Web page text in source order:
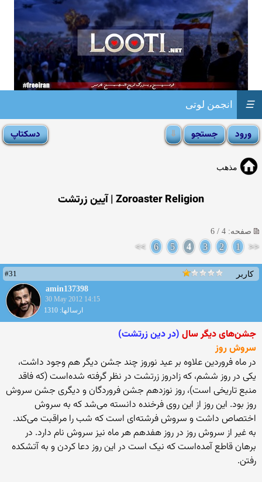
انجمن لوتی ☰
مذهب
Zoroaster Religion | آیین زرتشت
صفحه: 4 / 6
<<
1
2
3
4
5
6
>>
کاربر
#31
amin137398
30 May 2012 14:15
ارسالها: 1310
جشن‌های دیگر سال (در دین زرتشت)
سروش روز
در ماه فروردین علاوه بر عید نوروز چند جشن دیگر هم وجود داشت،
یکی در روز ششم، که زادروز زرتشت در نظر گرفته شده‌است (که فاقد
منبع تاریخی است)، روز نوزدهم جشن فروردگان و دیگری جشن سروش
روز بود. این روز از این روی فرخنده دانسته می‌شد که به سروش
اختصاص داشت و سروش فرشته‌ای است که شب را مراقبت می‌کند.
به غیر از سروش روز در روز هفدهم هر ماه نیز سروش نام دارد. در
برهان قاطع آمده‌است که نیک است در این روز دعا کردن و به آتشکده
رفتن.